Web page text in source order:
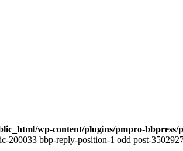
wp-content/plugins/pmpro-bbpress/
bbp-reply-position-1 odd post-